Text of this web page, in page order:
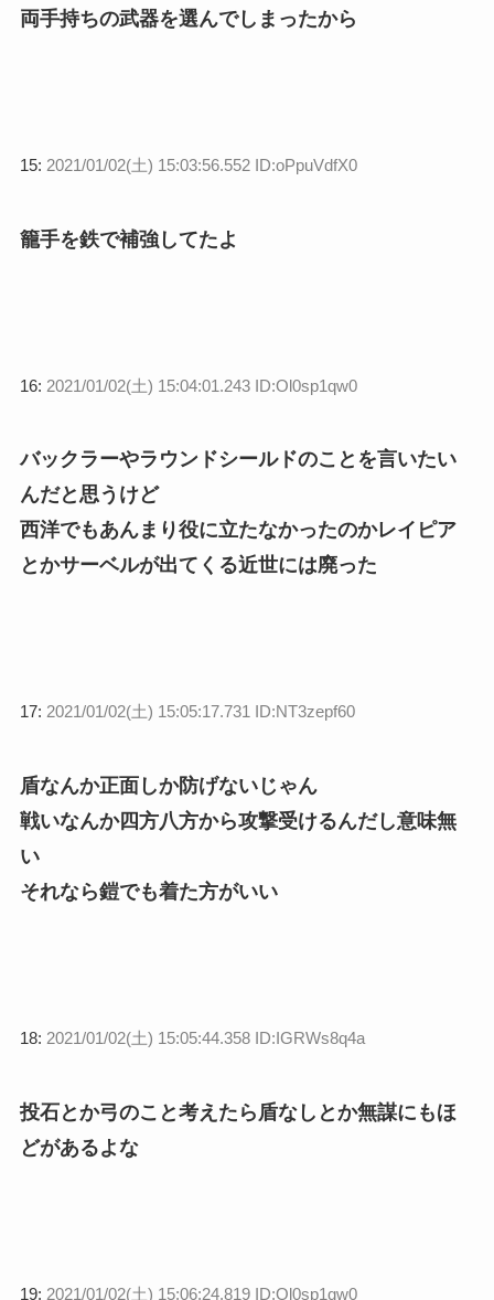
両手持ちの武器を選んでしまったから
15: 2021/01/02(土) 15:03:56.552 ID:oPpuVdfX0
籠手を鉄で補強してたよ
16: 2021/01/02(土) 15:04:01.243 ID:Ol0sp1qw0
バックラーやラウンドシールドのことを言いたい
んだと思うけど
西洋でもあんまり役に立たなかったのかレイピア
とかサーベルが出てくる近世には廃った
17: 2021/01/02(土) 15:05:17.731 ID:NT3zepf60
盾なんか正面しか防げないじゃん
戦いなんか四方八方から攻撃受けるんだし意味無
い
それなら鎧でも着た方がいい
18: 2021/01/02(土) 15:05:44.358 ID:IGRWs8q4a
投石とか弓のこと考えたら盾なしとか無謀にもほ
どがあるよな
19: 2021/01/02(土) 15:06:24.819 ID:Ol0sp1qw0